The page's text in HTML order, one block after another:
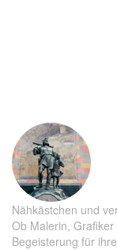
Nähkästchen und
Ob Malerin,
Begeisterung für